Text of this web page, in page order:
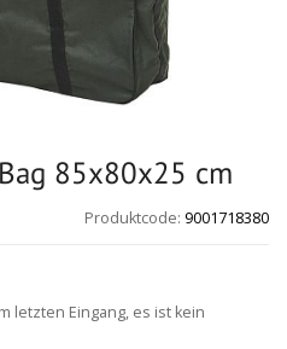
85x80x25 cm
Produktcode: 9001718380
letzten Eingang, es ist kein